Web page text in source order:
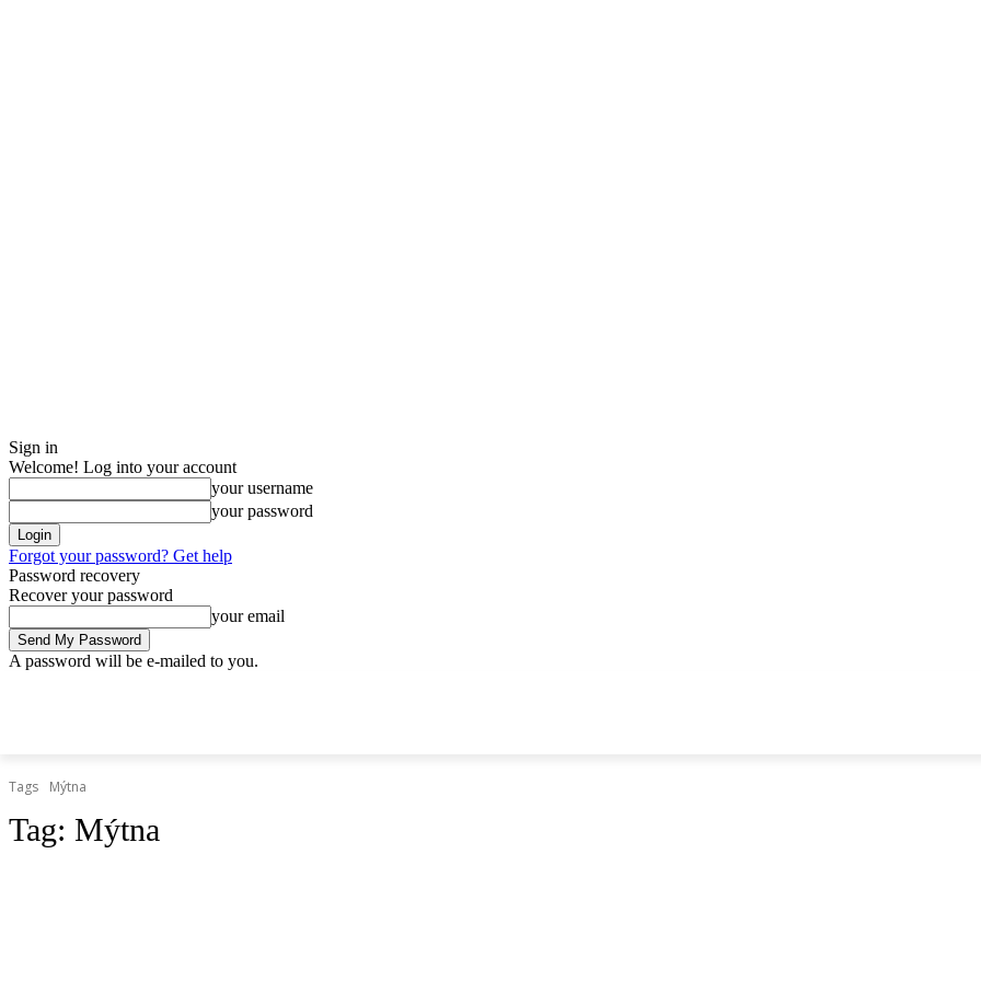
Sign in
Welcome! Log into your account
your username
your password
Forgot your password? Get help
Password recovery
Recover your password
your email
A password will be e-mailed to you.
Tags Mýtna
Tag: Mýtna